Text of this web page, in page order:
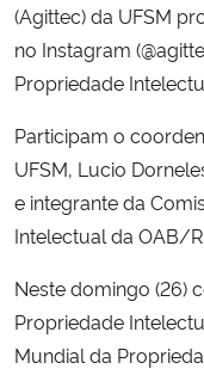
Gabinete de Segurança
Advocacia-Geral da União
Banco Central do Brasil
(Agittec) da UFSM
no Instagram
Propriedade
Participam o
UFSM, Lucio
e integrante da
Intelectual da OAB/
Neste domingo (26)
Propriedade
Mundial da